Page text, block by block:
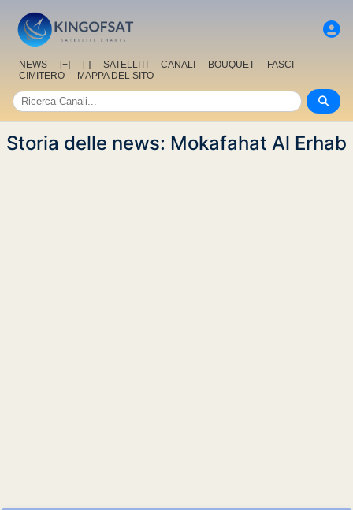
NEWS [+] [-] SATELLITI CANALI BOUQUET
FASCI
CIMITERO
MAPPA DEL SITO
Storia delle news: Mokafahat Al Erhab